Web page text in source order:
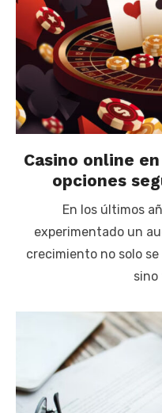
Casino online
opciones
En los últimos
experimentado un
crecimiento no solo
sino